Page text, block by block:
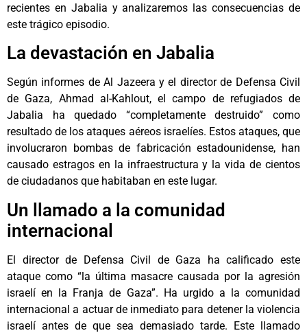
recientes en Jabalia y analizaremos las consecuencias de
este trágico episodio.
La devastación en Jabalia
Según informes de Al Jazeera y el director de Defensa Civil
de Gaza, Ahmad al-Kahlout, el campo de refugiados de
Jabalia ha quedado “completamente destruido” como
resultado de los ataques aéreos israelíes. Estos ataques, que
involucraron bombas de fabricación estadounidense, han
causado estragos en la infraestructura y la vida de cientos
de ciudadanos que habitaban en este lugar.
Un llamado a la comunidad
internacional
El director de Defensa Civil de Gaza ha calificado este
ataque como “la última masacre causada por la agresión
israelí en la Franja de Gaza”. Ha urgido a la comunidad
internacional a actuar de inmediato para detener la violencia
israelí antes de que sea demasiado tarde. Este llamado